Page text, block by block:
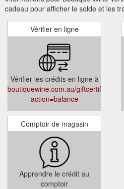
cadeau pour afficher le solde et les
Vérifier en ligne
Vérifier les crédits en ligne à
boutiquewine.com.au/
action=balance
Comptoir de magasin
Apprendre le crédit au
comptoir